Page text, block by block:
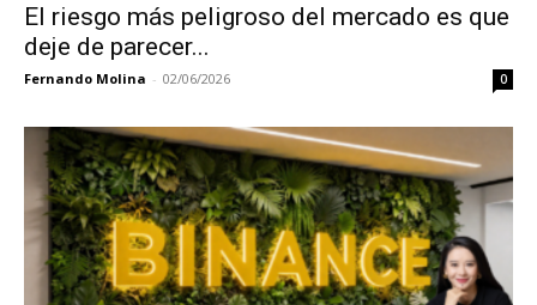
El riesgo más peligroso del mercado es que
deje de parecer...
Fernando Molina - 02/06/2026 0